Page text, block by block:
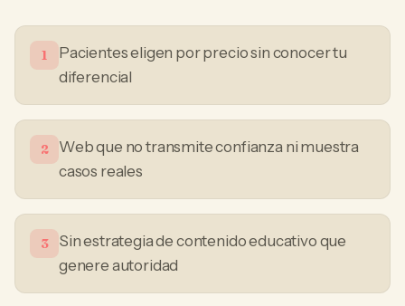
1
Pacientes eligen por precio sin conocer tu
diferencial
2
Web que no transmite confianza ni muestra
casos reales
3
Sin estrategia de contenido educativo que
genere autoridad